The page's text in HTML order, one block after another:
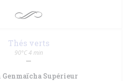
Thés verts
90°C 4 min
Genmaïcha Supérieur